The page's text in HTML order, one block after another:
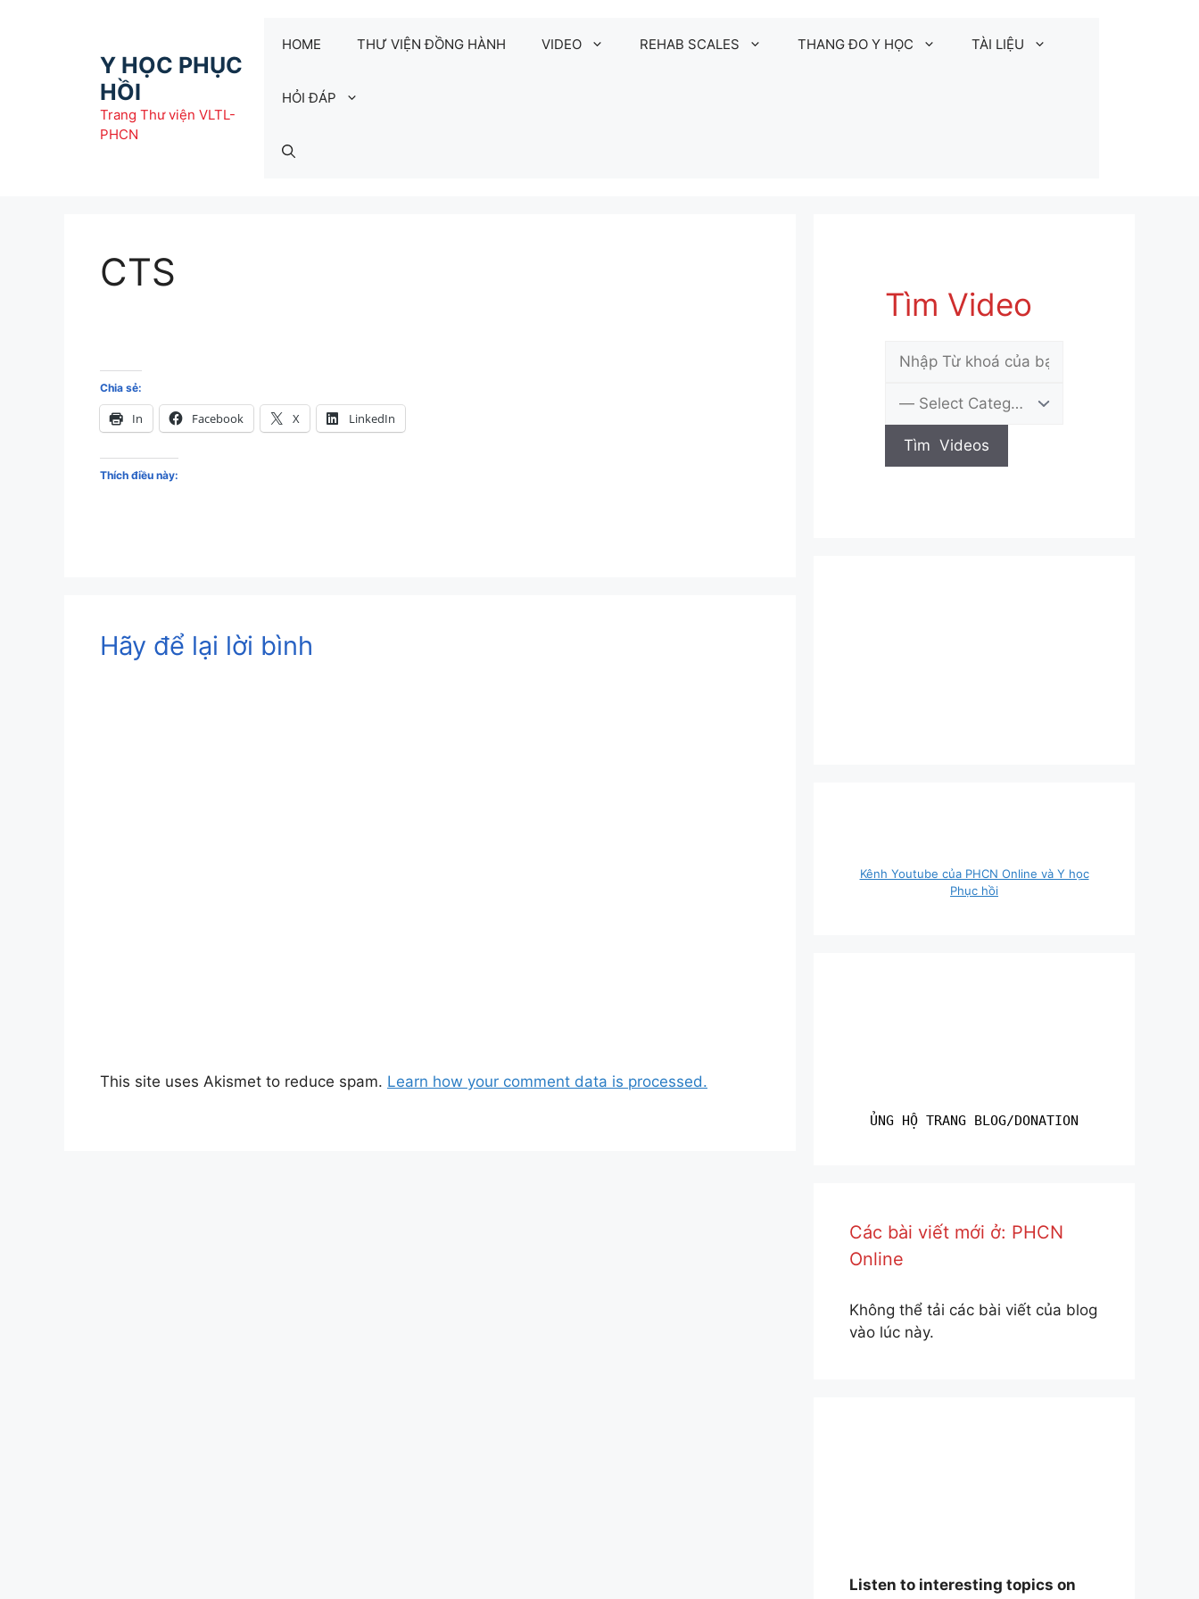
Y HỌC PHỤC
HỒI
Trang Thư viện VLTL-
PHCN
HOME THƯ VIỆN ĐỒNG HÀNH VIDEO REHAB SCALES THANG ĐO Y HỌC TÀI LIỆU
HỎI ĐÁP
CTS
Chia sẻ:
In Facebook X LinkedIn
Thích điều này:
Hãy để lại lời bình
This site uses Akismet to reduce spam. Learn how your comment data is processed.
Tìm Video
Kênh Youtube của PHCN Online và Y học
Phục hồi
ỦNG HỘ TRANG BLOG/DONATION
Các bài viết mới ở: PHCN
Online
Không thể tải các bài viết của blog
vào lúc này.
Listen to interesting topics on